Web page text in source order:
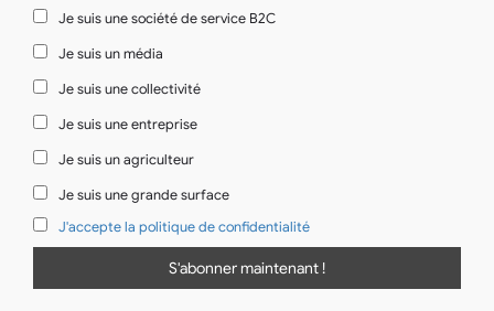
Je suis une société de service B2C
Je suis un média
Je suis une collectivité
Je suis une entreprise
Je suis un agriculteur
Je suis une grande surface
J'accepte la politique de confidentialité